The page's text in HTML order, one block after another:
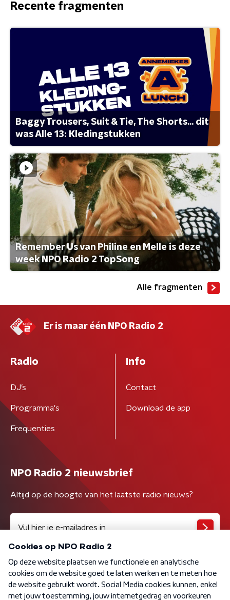
Recente fragmenten
Baggy Trousers, Suit & Tie, The Shorts... dit
was Alle 13: Kledingstukken
Remember Us van Philine en Melle is deze
week NPO Radio 2 TopSong
Alle fragmenten
Er is maar één NPO Radio 2
Radio
DJ’s
Programma's
Frequenties
Info
Contact
Download de app
NPO Radio 2 nieuwsbrief
Altijd op de hoogte van het laatste radio nieuws?
Algemene voorwaarden